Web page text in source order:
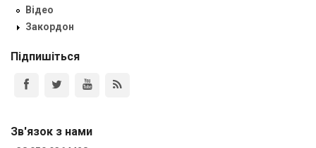
Відео
Закордон
Підпишіться
Зв'язок з нами